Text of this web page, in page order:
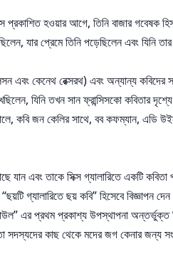
হওয়ার আগে, তিনি বাজার গবেষক
যার প্রেমে তিনি পড়েছিলেন এবং যিনি
এবং কেনেথ রেক্সরথ) এবং অন্যান্য কবিদের
যিনি তখন সান ফ্রান্সিসকো কবিতার
জন কেলির সাথে, বব কফম্যান, এডি
যান এবং তাকে সিক্স গ্যালারিতে একটি
গ্যালারিতে ছয় কবি” হিসেবে বিজ্ঞাপন
এর প্রথম প্রকাশ্য উপস্থাপনা অন্তর্ভুক্ত
সদস্যদের কাছ থেকে মদের জগ কেনার জন্য